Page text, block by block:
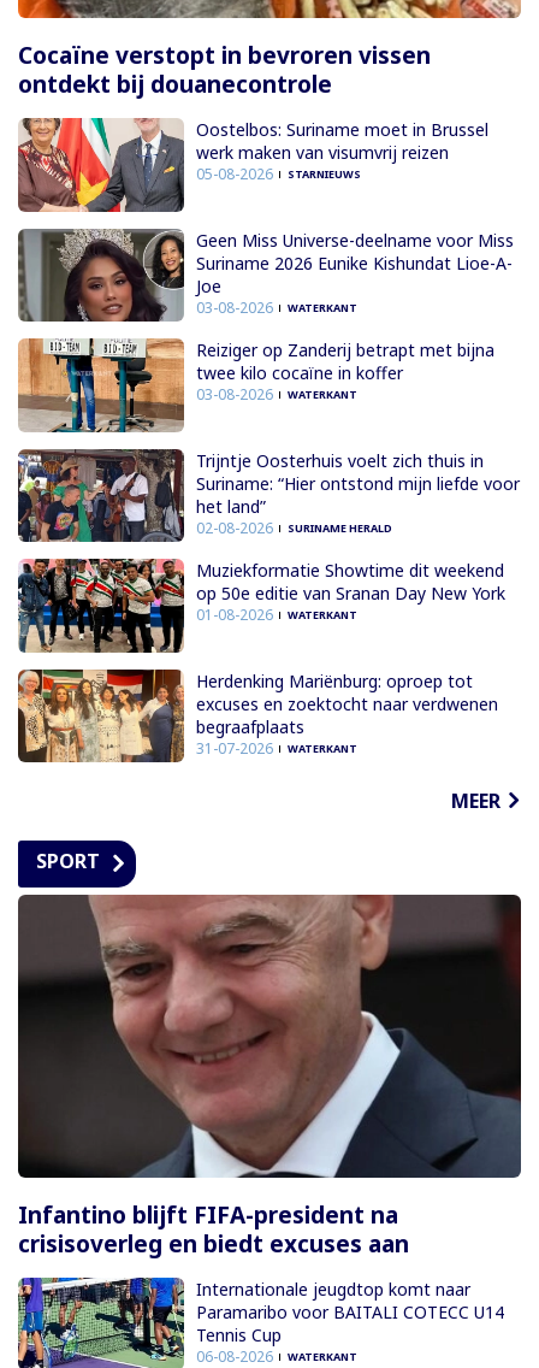
Cocaïne verstopt in bevroren vissen
ontdekt bij douanecontrole
Oostelbos: Suriname moet in Brussel
werk maken van visumvrij reizen
05-08-2026 STARNIEUWS
Geen Miss Universe-deelname voor Miss
Suriname 2026 Eunike Kishundat Lioe-A-
Joe
03-08-2026 WATERKANT
Reiziger op Zanderij betrapt met bijna
twee kilo cocaïne in koffer
03-08-2026 WATERKANT
Trijntje Oosterhuis voelt zich thuis in
Suriname: “Hier ontstond mijn liefde voor
het land”
02-08-2026 SURINAME HERALD
Muziekformatie Showtime dit weekend
op 50e editie van Sranan Day New York
01-08-2026 WATERKANT
Herdenking Mariënburg: oproep tot
excuses en zoektocht naar verdwenen
begraafplaats
31-07-2026 WATERKANT
MEER
SPORT
Infantino blijft FIFA-president na
crisisoverleg en biedt excuses aan
Internationale jeugdtop komt naar
Paramaribo voor BAITALI COTECC U14
Tennis Cup
06-08-2026 WATERKANT